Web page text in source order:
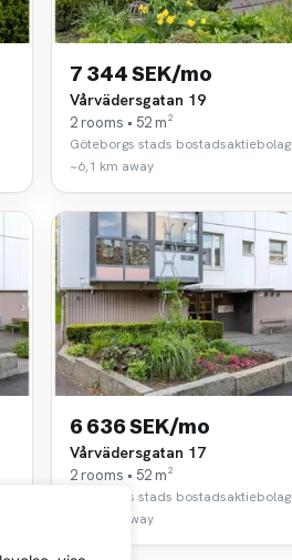
7 344 SEK/mo
Vårvädersgatan 19
2 rooms • 52 m²
Göteborgs stads bostadsaktiebolag
~6,1 km away
6 636 SEK/mo
Vårvädersgatan 17
2 rooms • 52 m²
Göteborgs stads bostadsaktiebolag
~6,1 km away